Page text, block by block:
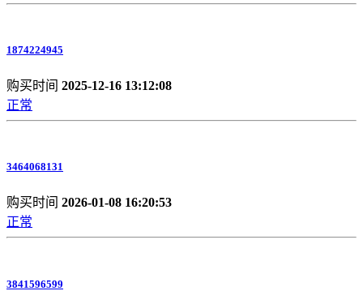
1874224945
购买时间 2025-12-16 13:12:08
正常
3464068131
购买时间 2026-01-08 16:20:53
正常
3841596599